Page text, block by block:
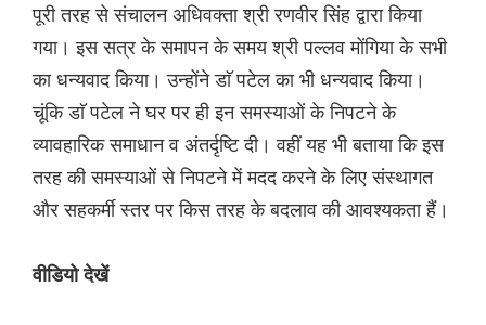
पूरी तरह से संचालन अधिवक्ता श्री रणवीर सिंह द्वारा किया
गया। इस सत्र के समापन के समय श्री पल्लव मोंगिया के सभी
का धन्यवाद किया। उन्होंने डाॅ पटेल का भी धन्यवाद किया।
चूंकि डाॅ पटेल ने घर पर ही इन समस्याओं के निपटने के
व्यावहारिक समाधान व अंतर्दृष्टि दी। वहीं यह भी बताया कि इस
तरह की समस्याओं से निपटने में मदद करने के लिए संस्थागत
और सहकर्मी स्तर पर किस तरह के बदलाव की आवश्यकता हैं।
वीडियो देखें